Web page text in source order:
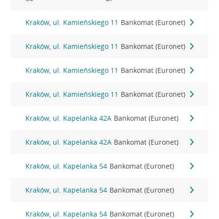
Kraków, ul. Kamieńskiego 11 Bankomat (Euronet)
Kraków, ul. Kamieńskiego 11 Bankomat (Euronet)
Kraków, ul. Kamieńskiego 11 Bankomat (Euronet)
Kraków, ul. Kamieńskiego 11 Bankomat (Euronet)
Kraków, ul. Kapelanka 42A Bankomat (Euronet)
Kraków, ul. Kapelanka 42A Bankomat (Euronet)
Kraków, ul. Kapelanka 54 Bankomat (Euronet)
Kraków, ul. Kapelanka 54 Bankomat (Euronet)
Kraków, ul. Kapelanka 54 Bankomat (Euronet)